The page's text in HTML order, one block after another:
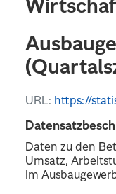
URL: https://statistik.leipzig.de/
Daten zu den
Umsatz,
im